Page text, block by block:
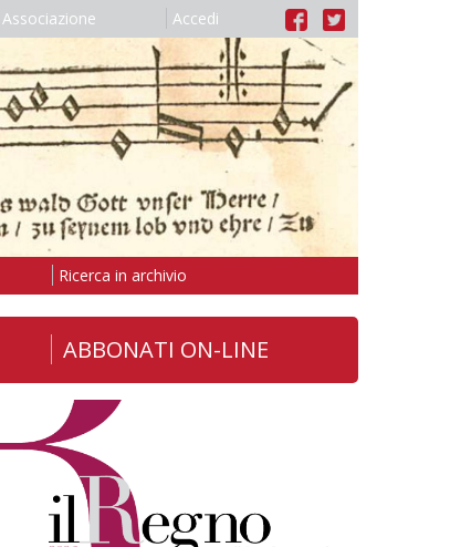
Associazione Accedi
Ricerca in archivio
ABBONATI ON-LINE